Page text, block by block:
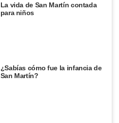
La vida de San Martín contada
para niños
¿Sabías cómo fue la infancia de
San Martín?